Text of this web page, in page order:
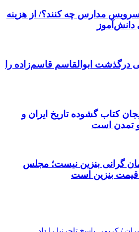
سرویس مدارس چه کنند؟/ از هزینه
دانش‌آموز
درگذشت ابوالقاسم قاسم‌زاده را
کتاب گشوده تاریخ ایران و
تمدن است
گرانی بنزین نیست؛ مجلس
بنزین است